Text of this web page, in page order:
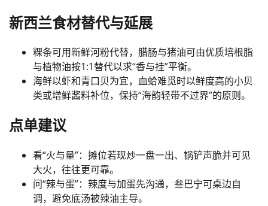
新西兰食材替代与延展
粿条可用新鲜河粉代替，腊肠与猪油可由优质培根脂
与植物油按1:1替代以求“香与挂”平衡。
海鲜以虾和青口贝为宜，血蛤难觅时以鲜度高的小贝
类或增鲜酱料补位，保持“海韵轻带不过界”的原则。
点单建议
看“火与量”：摊位若现炒一盘一出、锅铲声脆并可见
大火，往往更可靠。
问“辣与蛋”：辣度与加蛋先沟通，叁巴宁可桌边自
调，避免底汤被辣油主导。